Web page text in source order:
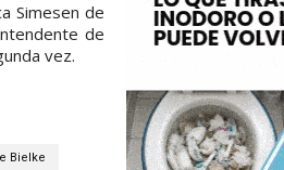
Simesen de
de
vez.
Bielke